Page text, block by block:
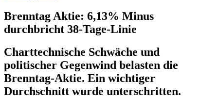
Brenntag Aktie: 6,13% Minus
durchbricht 38-Tage-Linie
Charttechnische Schwäche und
politischer Gegenwind belasten die
Brenntag-Aktie. Ein wichtiger
Durchschnitt wurde unterschritten.